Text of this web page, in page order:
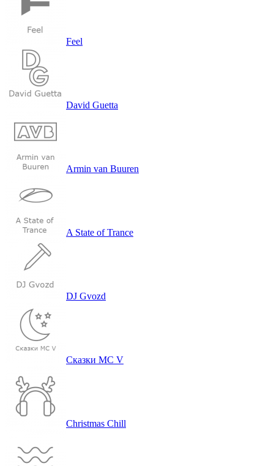
Feel
David Guetta
Armin van Buuren
A State of Trance
DJ Gvozd
Сказ­ки MC V
Christmas Chill